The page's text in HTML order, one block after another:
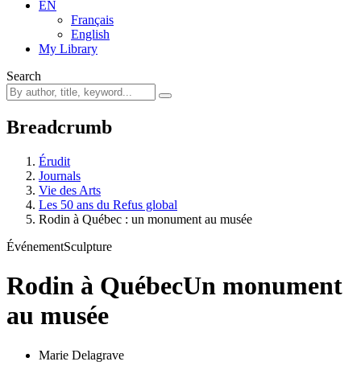
EN
Français
English
My Library
Search
Breadcrumb
Érudit
Journals
Vie des Arts
Les 50 ans du Refus global
Rodin à Québec : un monument au musée
ÉvénementSculpture
Rodin à QuébecUn monument
au musée
Marie Delagrave